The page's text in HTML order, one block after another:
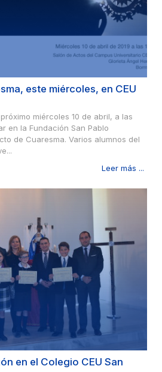
este miércoles, en CEU
próximo miércoles 10 de abril, a las
en la Fundación San Pablo
de Cuaresma. Varios alumnos del
Leer más ...
en el Colegio CEU San